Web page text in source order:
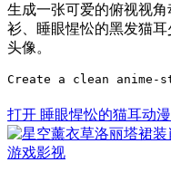
生成一张可爱的俯视视
衫、睡眼惺忪的黑发猫
头像。
Create a clean
打开 睡眼惺忪的猫耳动
游戏影视